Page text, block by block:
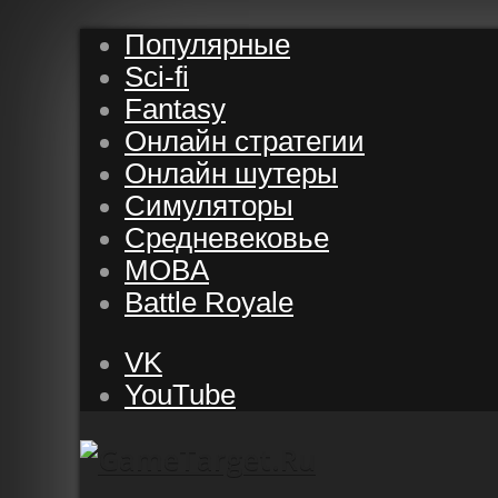
Популярные
Sci-fi
Fantasy
Онлайн стратегии
Онлайн шутеры
Симуляторы
Средневековье
MOBA
Battle Royale
VK
YouTube